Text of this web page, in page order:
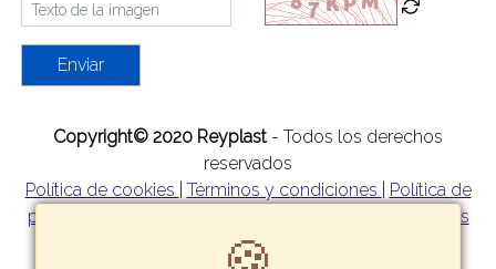
Enviar
Copyright© 2020 Reyplast - Todos los derechos
reservados
Política de cookies
Términos y condiciones
Política de
privacidad
Formas
Tarifas y zonas de reparto